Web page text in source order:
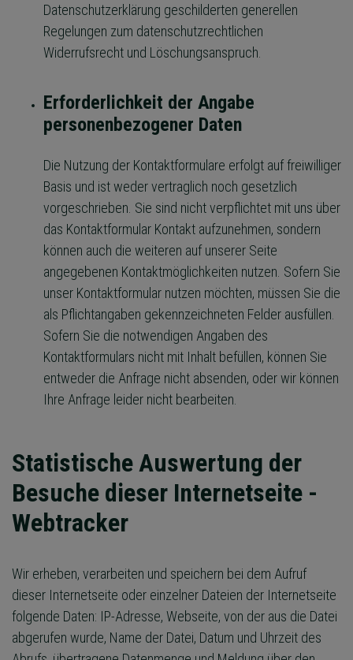
Datenschutzerklärung geschilderten generellen
Regelungen zum datenschutzrechtlichen
Widerrufsrecht und Löschungsanspruch.
Erforderlichkeit der Angabe
personenbezogener Daten
Die Nutzung der Kontaktformulare erfolgt auf freiwilliger
Basis und ist weder vertraglich noch gesetzlich
vorgeschrieben. Sie sind nicht verpflichtet mit uns über
das Kontaktformular Kontakt aufzunehmen, sondern
können auch die weiteren auf unserer Seite
angegebenen Kontaktmöglichkeiten nutzen. Sofern Sie
unser Kontaktformular nutzen möchten, müssen Sie die
als Pflichtangaben gekennzeichneten Felder ausfüllen.
Sofern Sie die notwendigen Angaben des
Kontaktformulars nicht mit Inhalt befüllen, können Sie
entweder die Anfrage nicht absenden, oder wir können
Ihre Anfrage leider nicht bearbeiten.
Statistische Auswertung der
Besuche dieser Internetseite -
Webtracker
Wir erheben, verarbeiten und speichern bei dem Aufruf
dieser Internetseite oder einzelner Dateien der Internetseite
folgende Daten: IP-Adresse, Webseite, von der aus die Datei
abgerufen wurde, Name der Datei, Datum und Uhrzeit des